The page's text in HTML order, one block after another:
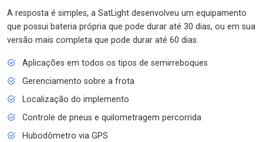
A resposta é simples, a SatLight desenvolveu um equipamento
que possui bateria própria que pode durar até 30 dias, ou em sua
versão mais completa que pode durar até 60 dias.
Aplicações em todos os tipos de semirreboques
Gerenciamento sobre a frota
Localização do implemento
Controle de pneus e quilometragem percorrida
Hubodômetro via GPS